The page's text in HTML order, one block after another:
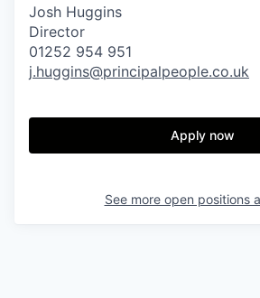
Josh Huggins
Director
01252 954 951
j.huggins@principalpeople.co.uk
Apply now
See more open positions